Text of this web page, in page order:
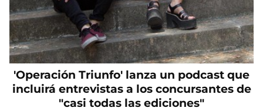
'Operación Triunfo' lanza un podcast que
incluirá entrevistas a los concursantes de
"casi todas las ediciones"